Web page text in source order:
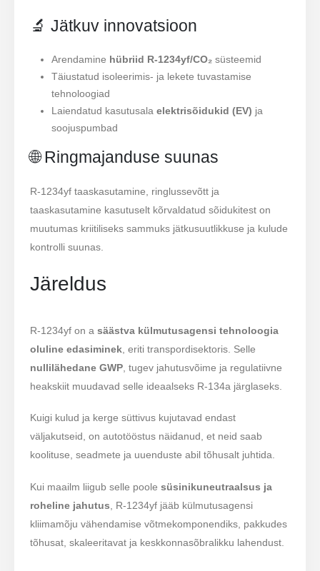
🔬 Jätkuv innovatsioon
Arendamine hübriid R-1234yf/CO₂süsteemid
Täiustatud isoleerimis- ja lekete tuvastamise
tehnoloogiad
Laiendatud kasutusala elektrisõidukid (EV) ja
soojuspumbad
🌐 Ringmajanduse suunas
R-1234yf taaskasutamine, ringlussevõtt ja
taaskasutamine kasutuselt kõrvaldatud sõidukitest on
muutumas kriitiliseks sammuks jätkusuutlikkuse ja kulude
kontrolli suunas.
Järeldus
R-1234yf on asäästva külmutusagensi tehnoloogia
oluline edasiminek , eriti transpordisektoris. Selle
nullilähedane GWP , tugev jahutusvõime ja regulatiivne
heakskiit muudavad selle ideaalseks R-134a järglaseks.
Kuigi kulud ja kerge süttivus kujutavad endast
väljakutseid, on autotööstus näidanud, et neid saab
koolituse, seadmete ja uuenduste abil tõhusalt juhtida.
Kui maailm liigub selle poolesüsinikuneutraalsus ja
roheline jahutus , R-1234yf jääb külmutusagensi
kliimamõju vähendamise võtmekomponendiks, pakkudes
tõhusat, skaleeritavat ja keskkonnasõbralikku lahendust.